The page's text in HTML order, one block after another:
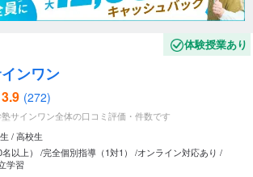
体験授業あり
ンワン
3.9 (272)
サインワン全体の口コミ評価・件数です
高校生
以上） 完全個別指導（1対1）
オンライン対応あり
学習